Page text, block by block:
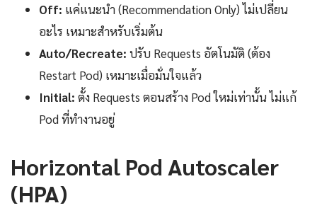
Off: แค่แนะนำ (Recommendation Only) ไม่เปลี่ยน
อะไร เหมาะสำหรับเริ่มต้น
Auto/Recreate: ปรับ Requests อัตโนมัติ (ต้อง
Restart Pod) เหมาะเมื่อมั่นใจแล้ว
Initial: ตั้ง Requests ตอนสร้าง Pod ใหม่เท่านั้น ไม่แก้
Pod ที่ทำงานอยู่
Horizontal Pod Autoscaler
(HPA)